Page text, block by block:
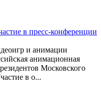
в пресс-конференции
и анимации
анимационная
Московского
в о...